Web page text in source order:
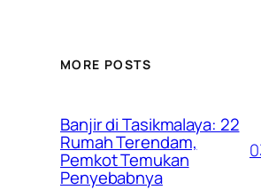
MORE POSTS
Banjir di Tasikmalaya: 22
Rumah Terendam,
Pemkot Temukan
Penyebabnya